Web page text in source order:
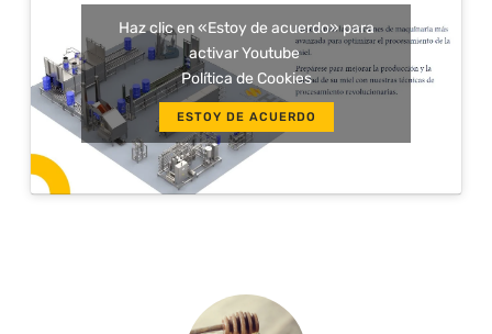
Haz clic en «Estoy de acuerdo» para
activar Youtube
Política de Cookies
ESTOY DE ACUERDO